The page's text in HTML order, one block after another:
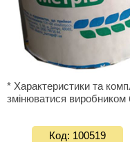
* Характеристики та
змінюватися виробником
Код: 100519